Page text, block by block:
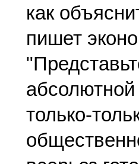
как
пишет
абсолютной
только-